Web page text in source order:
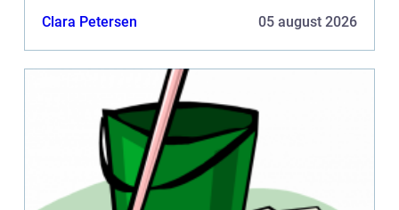
Clara Petersen 05 august 2026